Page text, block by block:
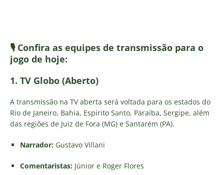
🎙️ Confira as equipes de transmissão para o
jogo de hoje:
1. TV Globo (Aberto)
A transmissão na TV aberta será voltada para os estados do
Rio de Janeiro, Bahia, Espírito Santo, Paraíba, Sergipe, além
das regiões de Juiz de Fora (MG) e Santarém (PA).
Narrador: Gustavo Villani
Comentaristas: Júnior e Roger Flores